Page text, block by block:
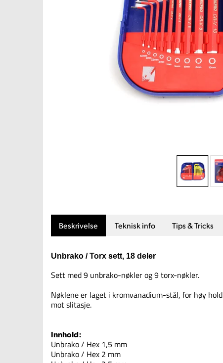
Beskrivelse Teknisk info Tips & Tricks
Unbrako / Torx sett, 18 deler
Sett med 9 unbrako-nøkler og 9 torx-nøkler.
Nøklene er laget i kromvanadium-stål, for høy
mot slitasje.
Innhold:
Unbrako / Hex 1,5 mm
Unbrako / Hex 2 mm